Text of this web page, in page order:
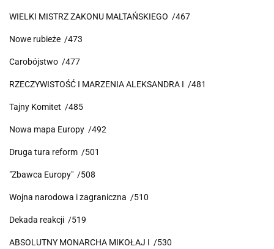
WIELKI MISTRZ ZAKONU MALTAŃSKIEGO /467
Nowe rubieże /473
Carobójstwo /477
RZECZYWISTOŚĆ I MARZENIA ALEKSANDRA I /481
Tajny Komitet /485
Nowa mapa Europy /492
Druga tura reform /501
"Zbawca Europy" /508
Wojna narodowa i zagraniczna /510
Dekada reakcji /519
ABSOLUTNY MONARCHA MIKOŁAJ I /530